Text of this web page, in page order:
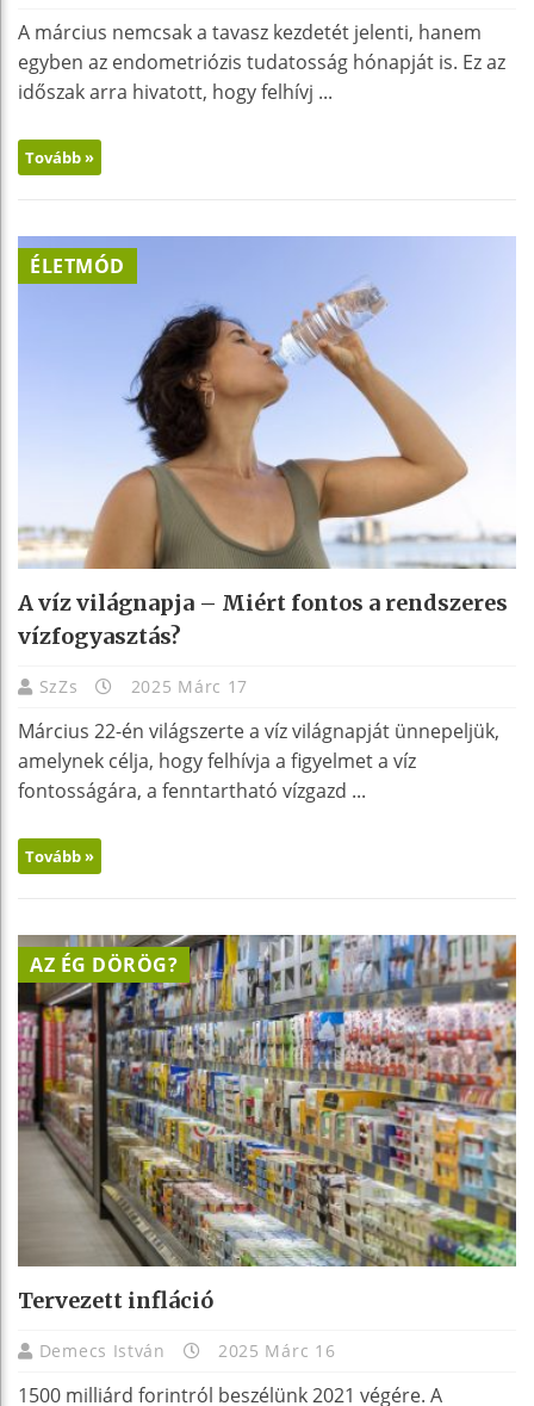
A március nemcsak a tavasz kezdetét jelenti, hanem
egyben az endometriózis tudatosság hónapját is. Ez az
időszak arra hivatott, hogy felhívj ...
Tovább »
ÉLETMÓD
A víz világnapja – Miért fontos a rendszeres
vízfogyasztás?
SzZs 2025 Márc 17
Március 22-én világszerte a víz világnapját ünnepeljük,
amelynek célja, hogy felhívja a figyelmet a víz
fontosságára, a fenntartható vízgazd ...
Tovább »
AZ ÉG DÖRÖG?
Tervezett infláció
Demecs István 2025 Márc 16
1500 milliárd forintról beszélünk 2021 végére. A